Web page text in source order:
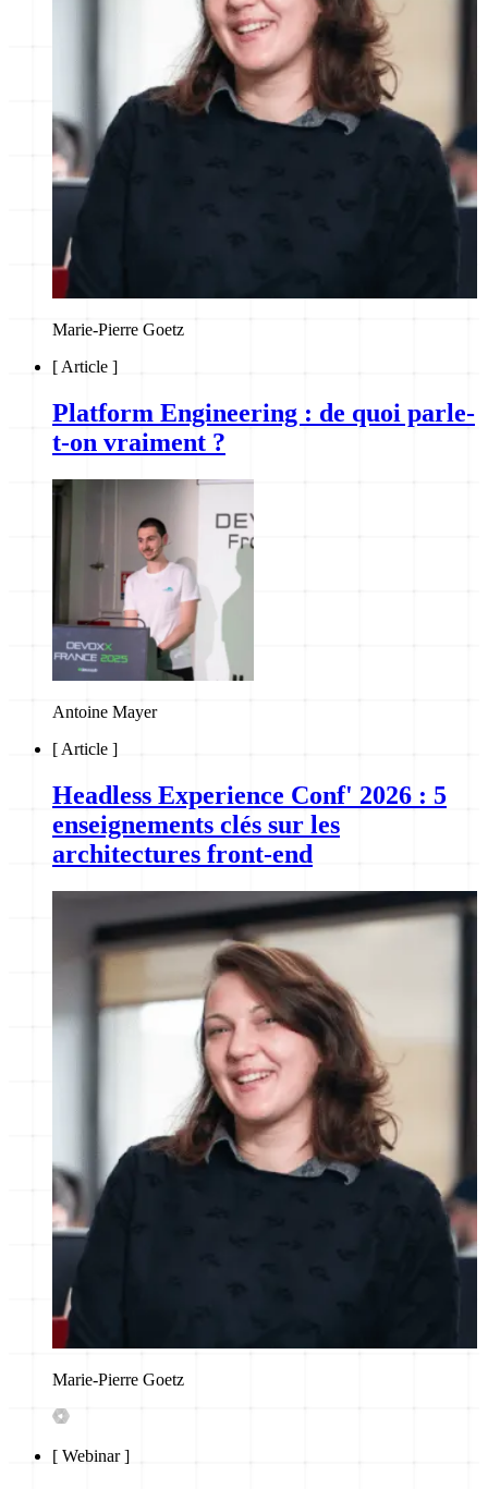
Marie-Pierre Goetz
[ Article ]
Platform Engineering : de quoi parle-
t-on vraiment ?
Antoine Mayer
[ Article ]
Headless Experience Conf' 2026 : 5
enseignements clés sur les
architectures front-end
Marie-Pierre Goetz
[ Webinar]